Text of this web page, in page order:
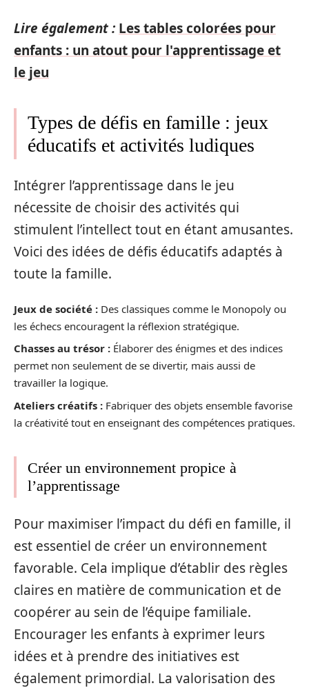
Lire également : Les tables colorées pour
enfants : un atout pour l'apprentissage et
le jeu
Types de défis en famille : jeux
éducatifs et activités ludiques
Intégrer l’apprentissage dans le jeu
nécessite de choisir des activités qui
stimulent l’intellect tout en étant amusantes.
Voici des idées de défis éducatifs adaptés à
toute la famille.
Jeux de société : Des classiques comme le Monopoly ou
les échecs encouragent la réflexion stratégique.
Chasses au trésor : Élaborer des énigmes et des indices
permet non seulement de se divertir, mais aussi de
travailler la logique.
Ateliers créatifs : Fabriquer des objets ensemble favorise
la créativité tout en enseignant des compétences pratiques.
Créer un environnement propice à
l’apprentissage
Pour maximiser l’impact du défi en famille, il
est essentiel de créer un environnement
favorable. Cela implique d’établir des règles
claires en matière de communication et de
coopérer au sein de l’équipe familiale.
Encourager les enfants à exprimer leurs
idées et à prendre des initiatives est
également primordial. La valorisation des